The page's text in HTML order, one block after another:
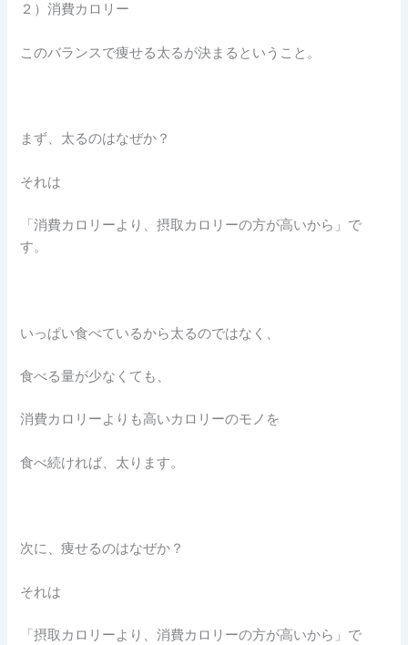
２）消費カロリー
このバランスで痩せる太るが決まるということ。
まず、太るのはなぜか？
それは
「消費カロリーより、摂取カロリーの方が高いから」で
す。
いっぱい食べているから太るのではなく、
食べる量が少なくても、
消費カロリーよりも高いカロリーのモノを
食べ続ければ、太ります。
次に、痩せるのはなぜか？
それは
「摂取カロリーより、消費カロリーの方が高いから」で